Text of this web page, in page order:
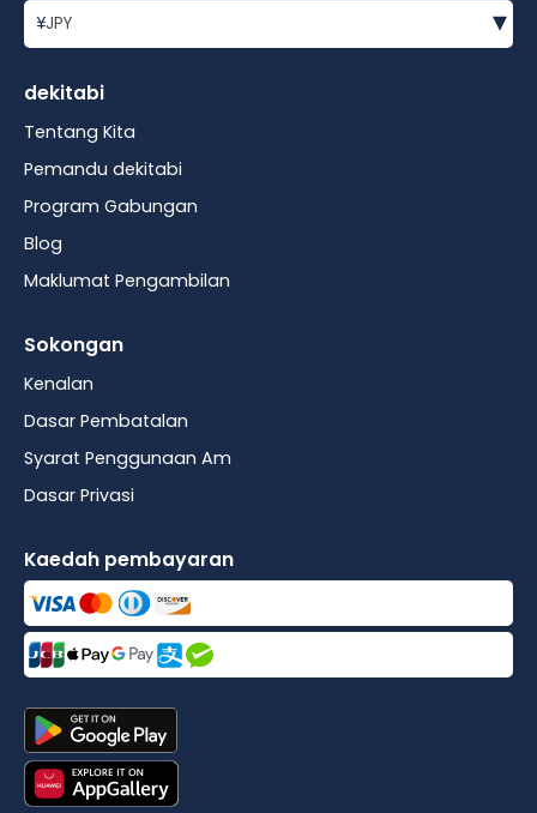
¥JPY ▾
dekitabi
Tentang Kita
Pemandu dekitabi
Program Gabungan
Blog
Maklumat Pengambilan
Sokongan
Kenalan
Dasar Pembatalan
Syarat Penggunaan Am
Dasar Privasi
Kaedah pembayaran